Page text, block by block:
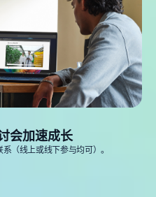
会加速成长
（线上或线下参与均可）。